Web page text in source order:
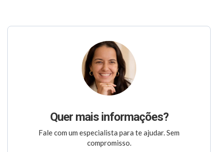
Quer mais informações?
Fale com um especialista para te ajudar. Sem
compromisso.